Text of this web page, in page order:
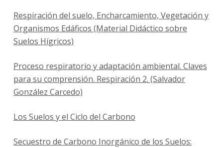
Respiración del suelo, Encharcamiento, Vegetación y
Organismos Edáficos (Material Didáctico sobre
Suelos Hígricos)
Proceso respiratorio y adaptación ambiental. Claves
para su comprensión. Respiración 2. (Salvador
González Carcedo)
Los Suelos y el Ciclo del Carbono
Secuestro de Carbono Inorgánico de los Suelos: